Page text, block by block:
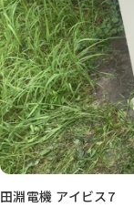
田淵電機 アイビス7